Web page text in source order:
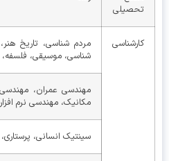
تحصیلی
کارشناسی
مردم شناسی، تاریخ هنر،
شناسی، موسیقی، فلسفه، تئاتر
مهندسی عمران، مهندسی
مکانیک، مهندسی نرم افزار
سینتیک انسانی، پرستاری،